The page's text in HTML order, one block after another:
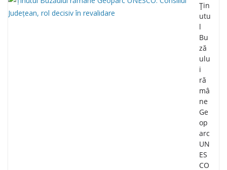
Țin
utu
l
Bu
ză
ulu
i
ră
mâ
ne
Ge
op
arc
UN
ES
CO